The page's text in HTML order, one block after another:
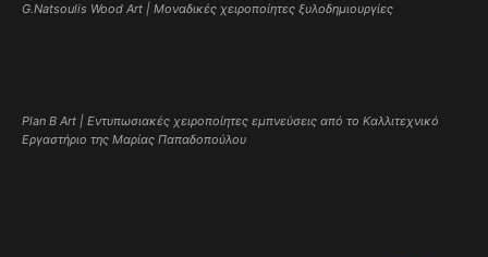
G.Natsoulis Wood Art | Μοναδικές χειροποίητες ξυλοδημιουργίες
Plan B Art | Εντυπωσιακές χειροποίητες εμπνεύσεις από το Καλλιτεχνικό
Εργαστήριο της Μαρίας Παπαδοπούλου